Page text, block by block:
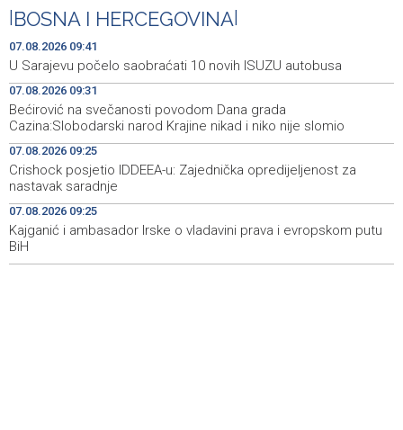
09:53
Juli donio rast turističkog prometa u KS - Više od 112
hiljada gostiju i 241 hiljada noćenja
Njemačka tvrdi da avioni parkirani na aerodromu Halle
nisu imali municiju
09:41 U Sarajevu počelo saobraćati 10 novih ISUZU autobusa
09:32 Crnogorska vlada pokazala je da poštuje Hrvatsku
Bećirović na svečanosti povodom Dana grada
Cazina:Slobodarski narod Krajine nikad i niko nije slomio
BOSNA I HERCEGOVINA
07.08.2026 09:41
U Sarajevu počelo saobraćati 10 novih ISUZU autobusa
07.08.2026 09:31
Bećirović na svečanosti povodom Dana grada
Cazina:Slobodarski narod Krajine nikad i niko nije slomio
07.08.2026 09:25
Crishock posjetio IDDEEA-u: Zajednička opredijeljenost za
nastavak saradnje
07.08.2026 09:25
Kajganić i ambasador Irske o vladavini prava i evropskom putu
BiH